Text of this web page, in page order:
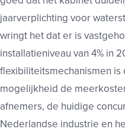
jaarverplichting voor
wringt het dat er is
installatieniveau van 4% in
flexibiliteitsmechanismen is
mogelijkheid de
afnemers, de huidige
Nederlandse industrie en